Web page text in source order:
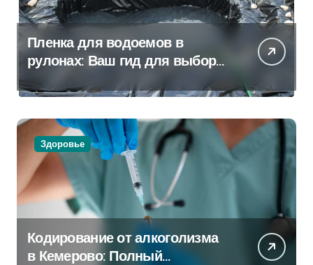
Пленка для водоемов в
рулонах: Ваш гид для выбора
Здоровье
Кодирование от алкоголизма
в Кемерово: Полный